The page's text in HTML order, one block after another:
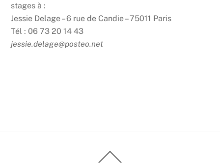
stages à :
Jessie Delage – 6 rue de Candie – 75011 Paris
Tél : 06 73 20 14 43
jessie.delage@posteo.net
To